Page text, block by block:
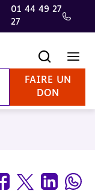
01 44 49 27
27
FAIRE UN
DON